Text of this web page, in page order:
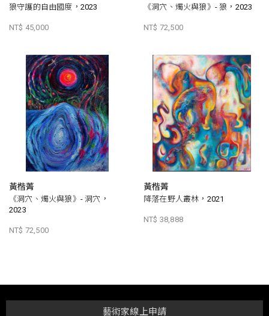
狼守護的自由國度，2023
NT$ 45,000
《洞穴、燭火與狼》- 狼，2023
NT$ 72,500
黃楷菁
《洞穴、燭火與狼》- 洞穴，
2023
NT$ 72,500
黃楷菁
降落在野人叢林，2021
NT$ 38,888
藝術家線上申請